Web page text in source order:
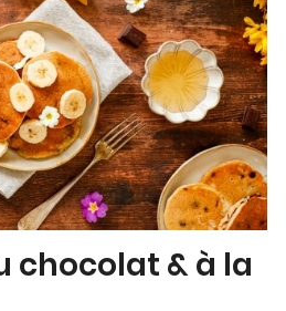
chocolat & à la